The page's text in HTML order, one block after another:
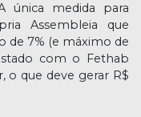
única medida para
Assembleia que
de 7% (e máximo de
com o Fethab
o que deve gerar R$